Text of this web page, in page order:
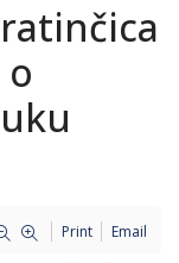
Print Email